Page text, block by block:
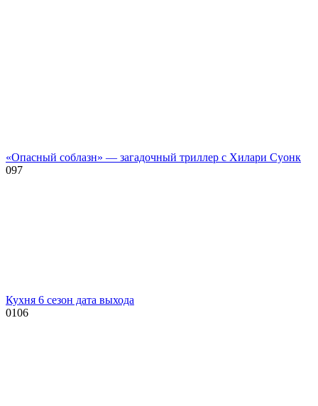
«Опасный соблазн» — загадочный триллер с Хилари Суонк
097
Кухня 6 сезон дата выхода
0106